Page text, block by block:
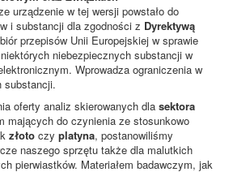
urządzenie w tej wersji powstało do
i substancji dla zgodności z Dyrektywą
przepisów Unii Europejskiej w sprawie
niebezpiecznych substancji w
Wprowadza ograniczenia w
substancji.
oferty analiz skierowanych dla sektora
mających do czynienia ze stosunkowo
złoto czy platyna, postanowiliśmy
naszego sprzętu także dla malutkich
pierwiastków. Materiałem badawczym, jak